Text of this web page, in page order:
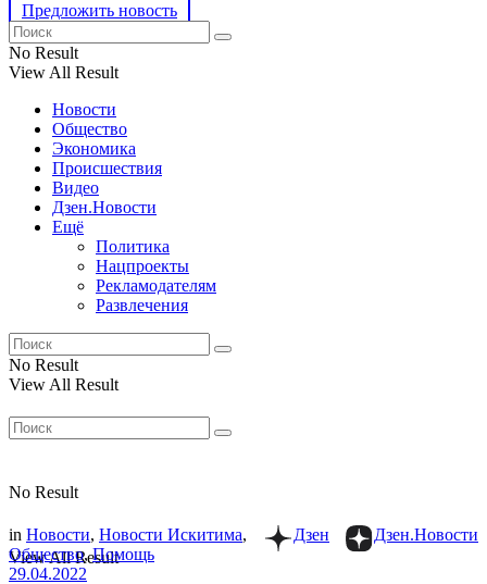
Предложить новость
No Result
View All Result
Новости
Общество
Экономика
Происшествия
Видео
Дзен.Новости
Ещё
Политика
Нацпроекты
Рекламодателям
Развлечения
No Result
View All Result
No Result
View All Result
Дзен.Новости
Дзен
in Новости, Новости Искитима,
Общество,Помощь
29.04.2022